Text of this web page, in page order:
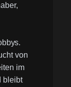
von
im
bleibt